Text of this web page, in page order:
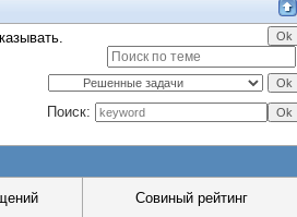
Поиск:
Совиный рейтинг